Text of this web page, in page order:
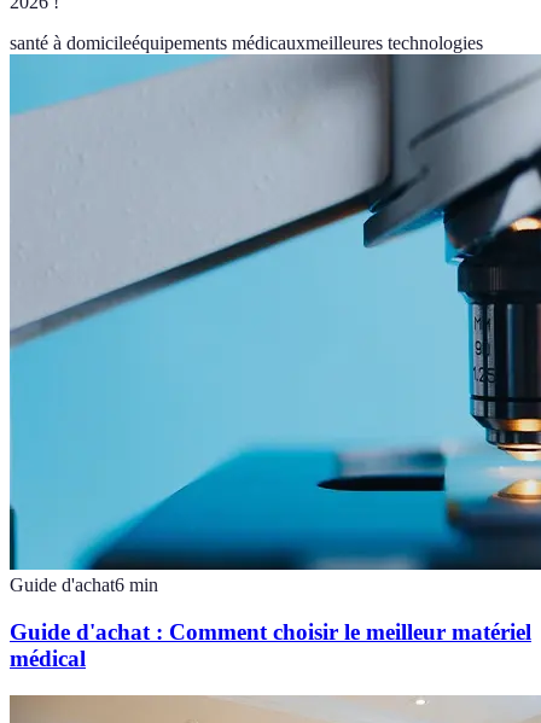
santé à domicileéquipements médicauxmeilleures technologies
Guide d'achat6 min
Guide d'achat : Comment choisir le meilleur matériel
médical